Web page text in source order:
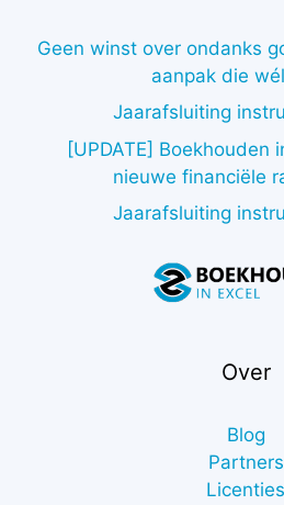
Geen winst over ondanks
aanpak die
Jaarafsluiting
[UPDATE] Boekhouden
nieuwe financiële
Jaarafsluiting
Over
Blog
Partners
Licenties